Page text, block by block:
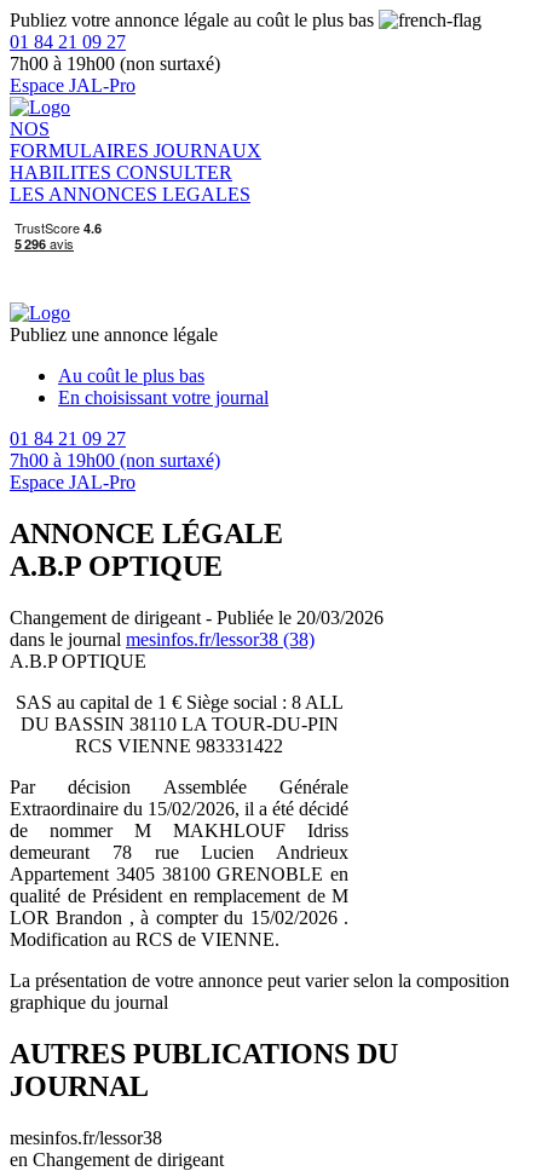
Publiez votre annonce légale au coût le plus bas
01 84 21 09 27
7h00 à 19h00 (non surtaxé)
Espace JAL-Pro
NOS
FORMULAIRES JOURNAUX
HABILITES CONSULTER
LES ANNONCES LEGALES
Publiez une annonce légale
Au coût le plus bas
En choisissant votre journal
01 84 21 09 27
7h00 à 19h00 (non surtaxé)
Espace JAL-Pro
ANNONCE LÉGALE
A.B.P OPTIQUE
Changement de dirigeant - Publiée le 20/03/2026
dans le journal mesinfos.fr/lessor38 (38)
A.B.P OPTIQUE
SAS au capital de 1 € Siège social : 8 ALL
DU BASSIN 38110 LA TOUR-DU-PIN
RCS VIENNE 983331422
Par décision Assemblée Générale
Extraordinaire du 15/02/2026, il a été décidé
de nommer M MAKHLOUF Idriss
demeurant 78 rue Lucien Andrieux
Appartement 3405 38100 GRENOBLE en
qualité de Président en remplacement de M
LOR Brandon , à compter du 15/02/2026 .
Modification au RCS de VIENNE.
La présentation de votre annonce peut varier selon la composition
graphique du journal
AUTRES PUBLICATIONS DU
JOURNAL
mesinfos.fr/lessor38
en Changement de dirigeant